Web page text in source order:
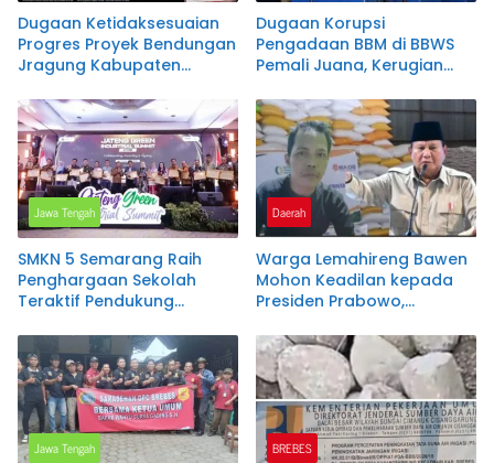
Dugaan Ketidaksesuaian
Progres Proyek Bendungan
Jragung Kabupaten
Administrasi Disebut MC
100 Persen, Pantauan
Lapangan Diperkirakan
Baru Capai 91,51 Persen
Dugaan Korupsi
Pengadaan BBM di BBWS
Pemali Juana, Kerugian
Rp1,5 Miliar per Bulan
Jawa Tengah
SMKN 5 Semarang Raih
Penghargaan Sekolah
Teraktif Pendukung
Mengajar pada Jateng
Green Industry Summit
2026
Daerah
Warga Lemahireng Bawen
Mohon Keadilan kepada
Presiden Prabowo,
Penerima Bantuan Pangan
Jawa Tengah BREBES